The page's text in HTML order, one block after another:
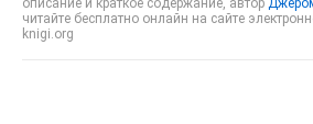
описание и краткое содержание, автор
читайте бесплатно онлайн на сайте
knigi.org